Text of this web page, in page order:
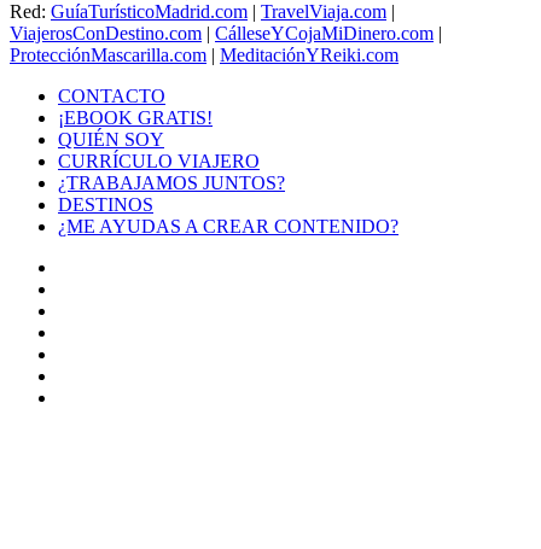
Red: GuíaTurísticoMadrid.com | TravelViaja.com |
ViajerosConDestino.com | CálleseYCojaMiDinero.com |
ProtecciónMascarilla.com | MeditaciónYReiki.com
CONTACTO
¡EBOOK GRATIS!
QUIÉN SOY
CURRÍCULO VIAJERO
¿TRABAJAMOS JUNTOS?
DESTINOS
¿ME AYUDAS A CREAR CONTENIDO?